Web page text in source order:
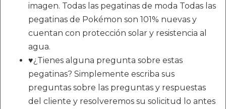
imagen. Todas las pegatinas de moda Todas las
pegatinas de Pokémon son 101% nuevas y
cuentan con protección solar y resistencia al
agua.
♥¿Tienes alguna pregunta sobre estas
pegatinas? Simplemente escriba sus
preguntas sobre las preguntas y respuestas
del cliente y resolveremos su solicitud lo antes